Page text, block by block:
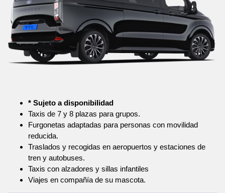
* Sujeto a disponibilidad
Taxis de 7 y 8 plazas para grupos.
Furgonetas adaptadas para personas con movilidad
reducida.
Traslados y recogidas en aeropuertos y estaciones de
tren y autobuses.
Taxis con alzadores y sillas infantiles
Viajes en compañía de su mascota.